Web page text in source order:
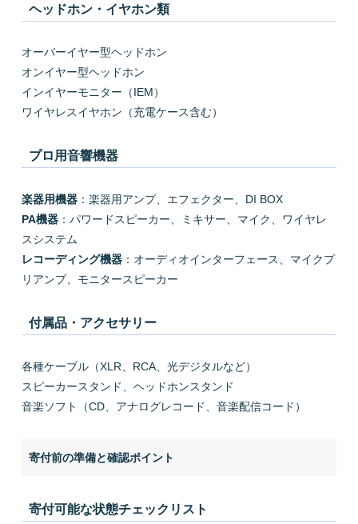
ヘッドホン・イヤホン類
オーバーイヤー型ヘッドホン
オンイヤー型ヘッドホン
インイヤーモニター（IEM）
ワイヤレスイヤホン（充電ケース含む）
プロ用音響機器
楽器用機器：楽器用アンプ、エフェクター、DI BOX
PA機器：パワードスピーカー、ミキサー、マイク、ワイヤレ
スシステム
レコーディング機器：オーディオインターフェース、マイクプ
リアンプ、モニタースピーカー
付属品・アクセサリー
各種ケーブル（XLR、RCA、光デジタルなど）
スピーカースタンド、ヘッドホンスタンド
音楽ソフト（CD、アナログレコード、音楽配信コード）
寄付前の準備と確認ポイント
寄付可能な状態チェックリスト